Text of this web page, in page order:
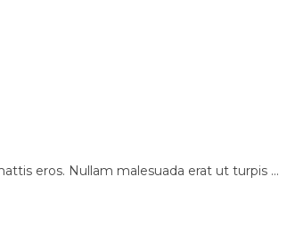
eros. Nullam malesuada erat ut turpis ...